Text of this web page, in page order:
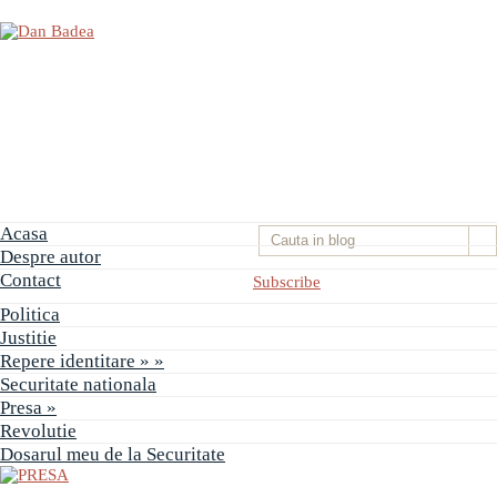
Subscribe
Acasa
Despre autor
Contact
Politica
Justitie
Repere identitare » »
Securitate nationala
Presa »
Revolutie
Dosarul meu de la Securitate
PRESA
Permise
pentru
vânătoarea
de
porci